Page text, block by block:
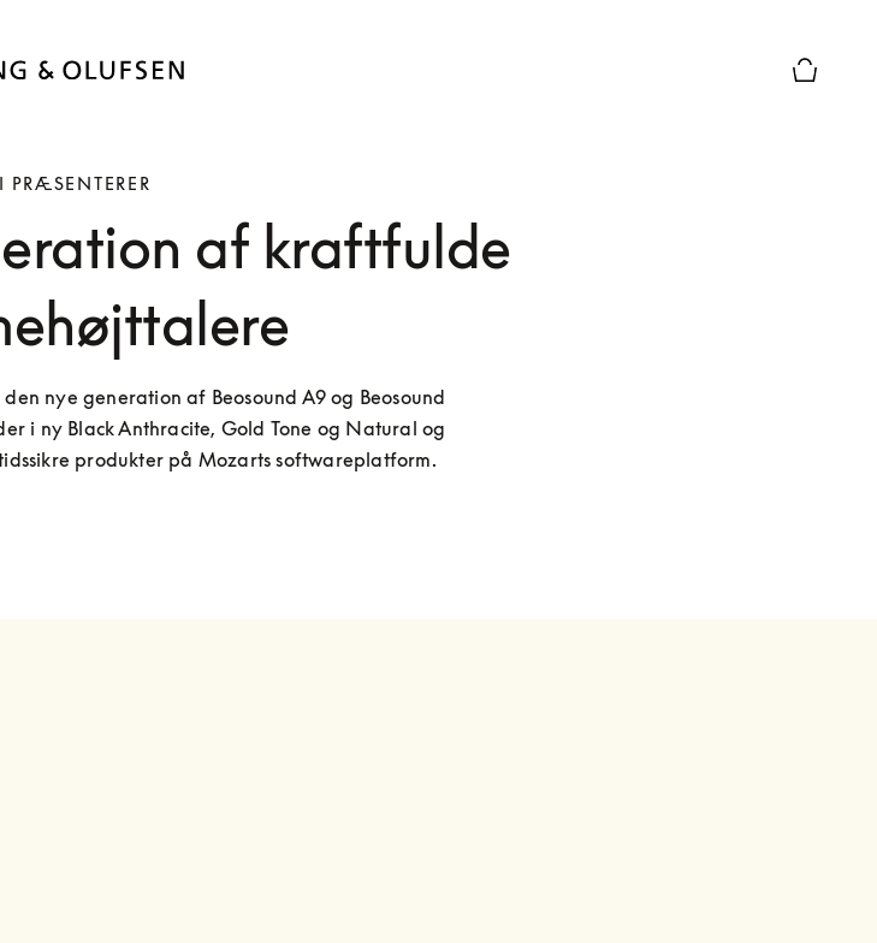
PRÆSENTERER
af kraftfulde
nye generation af Beosound A9 og Beosound
i ny Black Anthracite, Gold Tone og Natural og
produkter på Mozarts softwareplatform.